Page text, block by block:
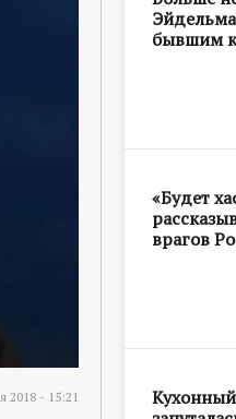
2018 - 15:21
бывшим
«Будет
врагов